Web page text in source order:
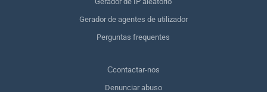
Gerador de agentes de utilizador
Perguntas frequentes
Сcontactar-nos
Denunciar abuso